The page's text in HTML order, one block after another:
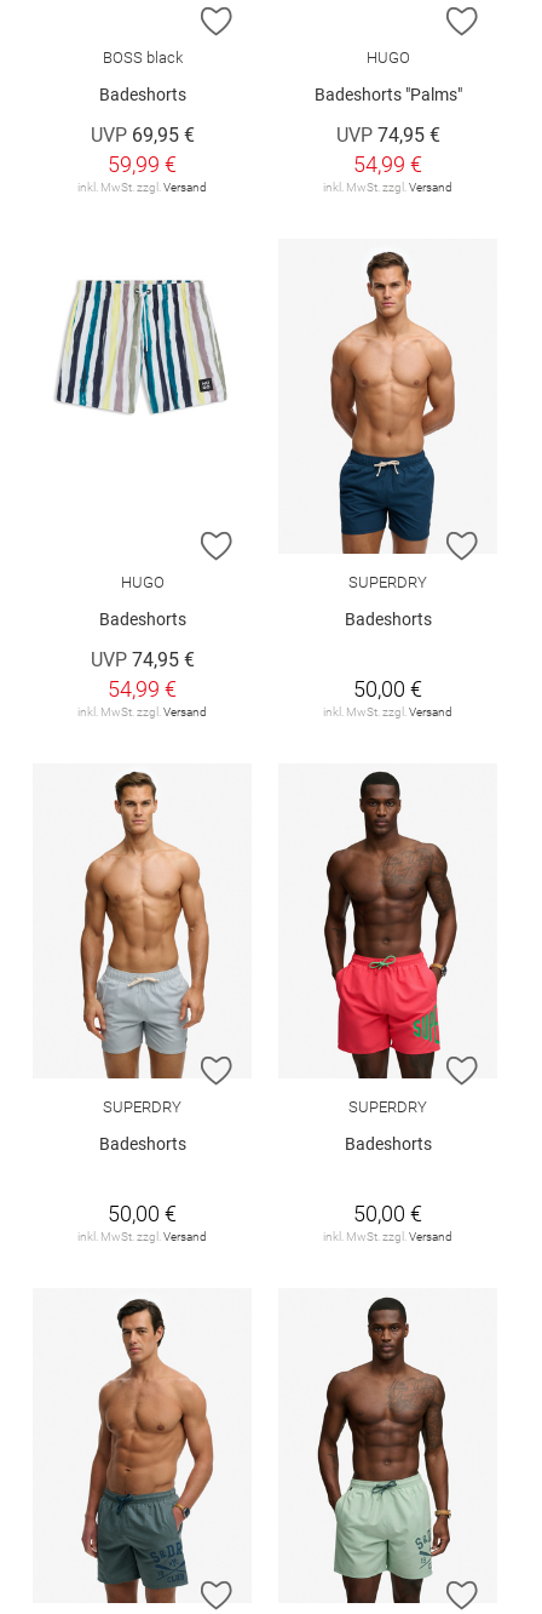
ZUR WUNSCHLISTE HINZUFÜGEN
BOSS black
Badeshorts
UVP 69,95 €
59,99 €
inkl. MwSt. zzgl.Versand
ZUR
HUGO
Badeshorts "Palms"
UVP 74,95 €
54,99 €
inkl. MwSt. zzgl.Versand
ZUR WUNSCHLISTE HINZUFÜGEN
HUGO
Badeshorts
UVP 74,95 €
54,99 €
inkl. MwSt. zzgl.Versand
ZUR
SUPERDRY
Badeshorts
50,00 €
inkl. MwSt. zzgl.Versand
ZUR WUNSCHLISTE HINZUFÜGEN
SUPERDRY
Badeshorts
50,00 €
inkl. MwSt. zzgl. Versand
ZUR
SUPERDRY
Badeshorts
50,00 €
inkl. MwSt. zzgl. Versand
ZUR WUNSCHLISTE HINZUFÜGEN
ZUR